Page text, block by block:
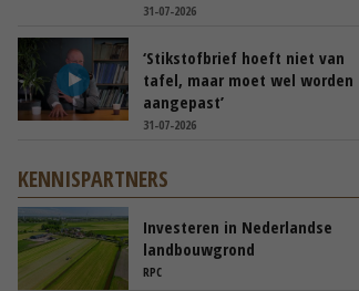
31-07-2026
‘Stikstofbrief hoeft niet van
tafel, maar moet wel worden
aangepast’
31-07-2026
KENNISPARTNERS
Investeren in Nederlandse
landbouwgrond
RPC